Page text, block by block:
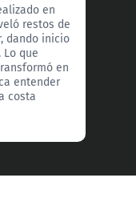
en
restos de
dando inicio
que
en
entender
costa